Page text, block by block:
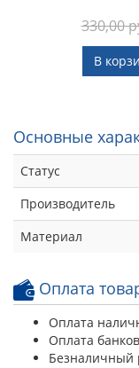
330,00
В
Основные
Статус
Производитель
Материал
Оплата
Оплата
Оплата
Безналичный